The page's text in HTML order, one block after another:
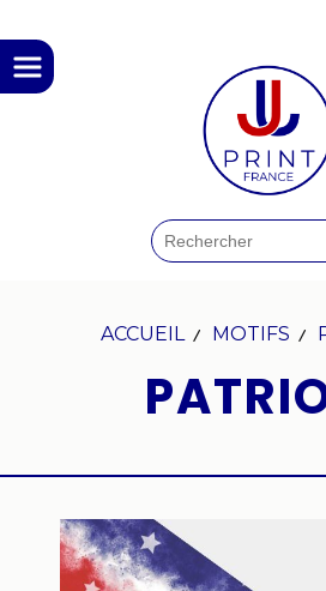
ACCUEIL MOTIFS